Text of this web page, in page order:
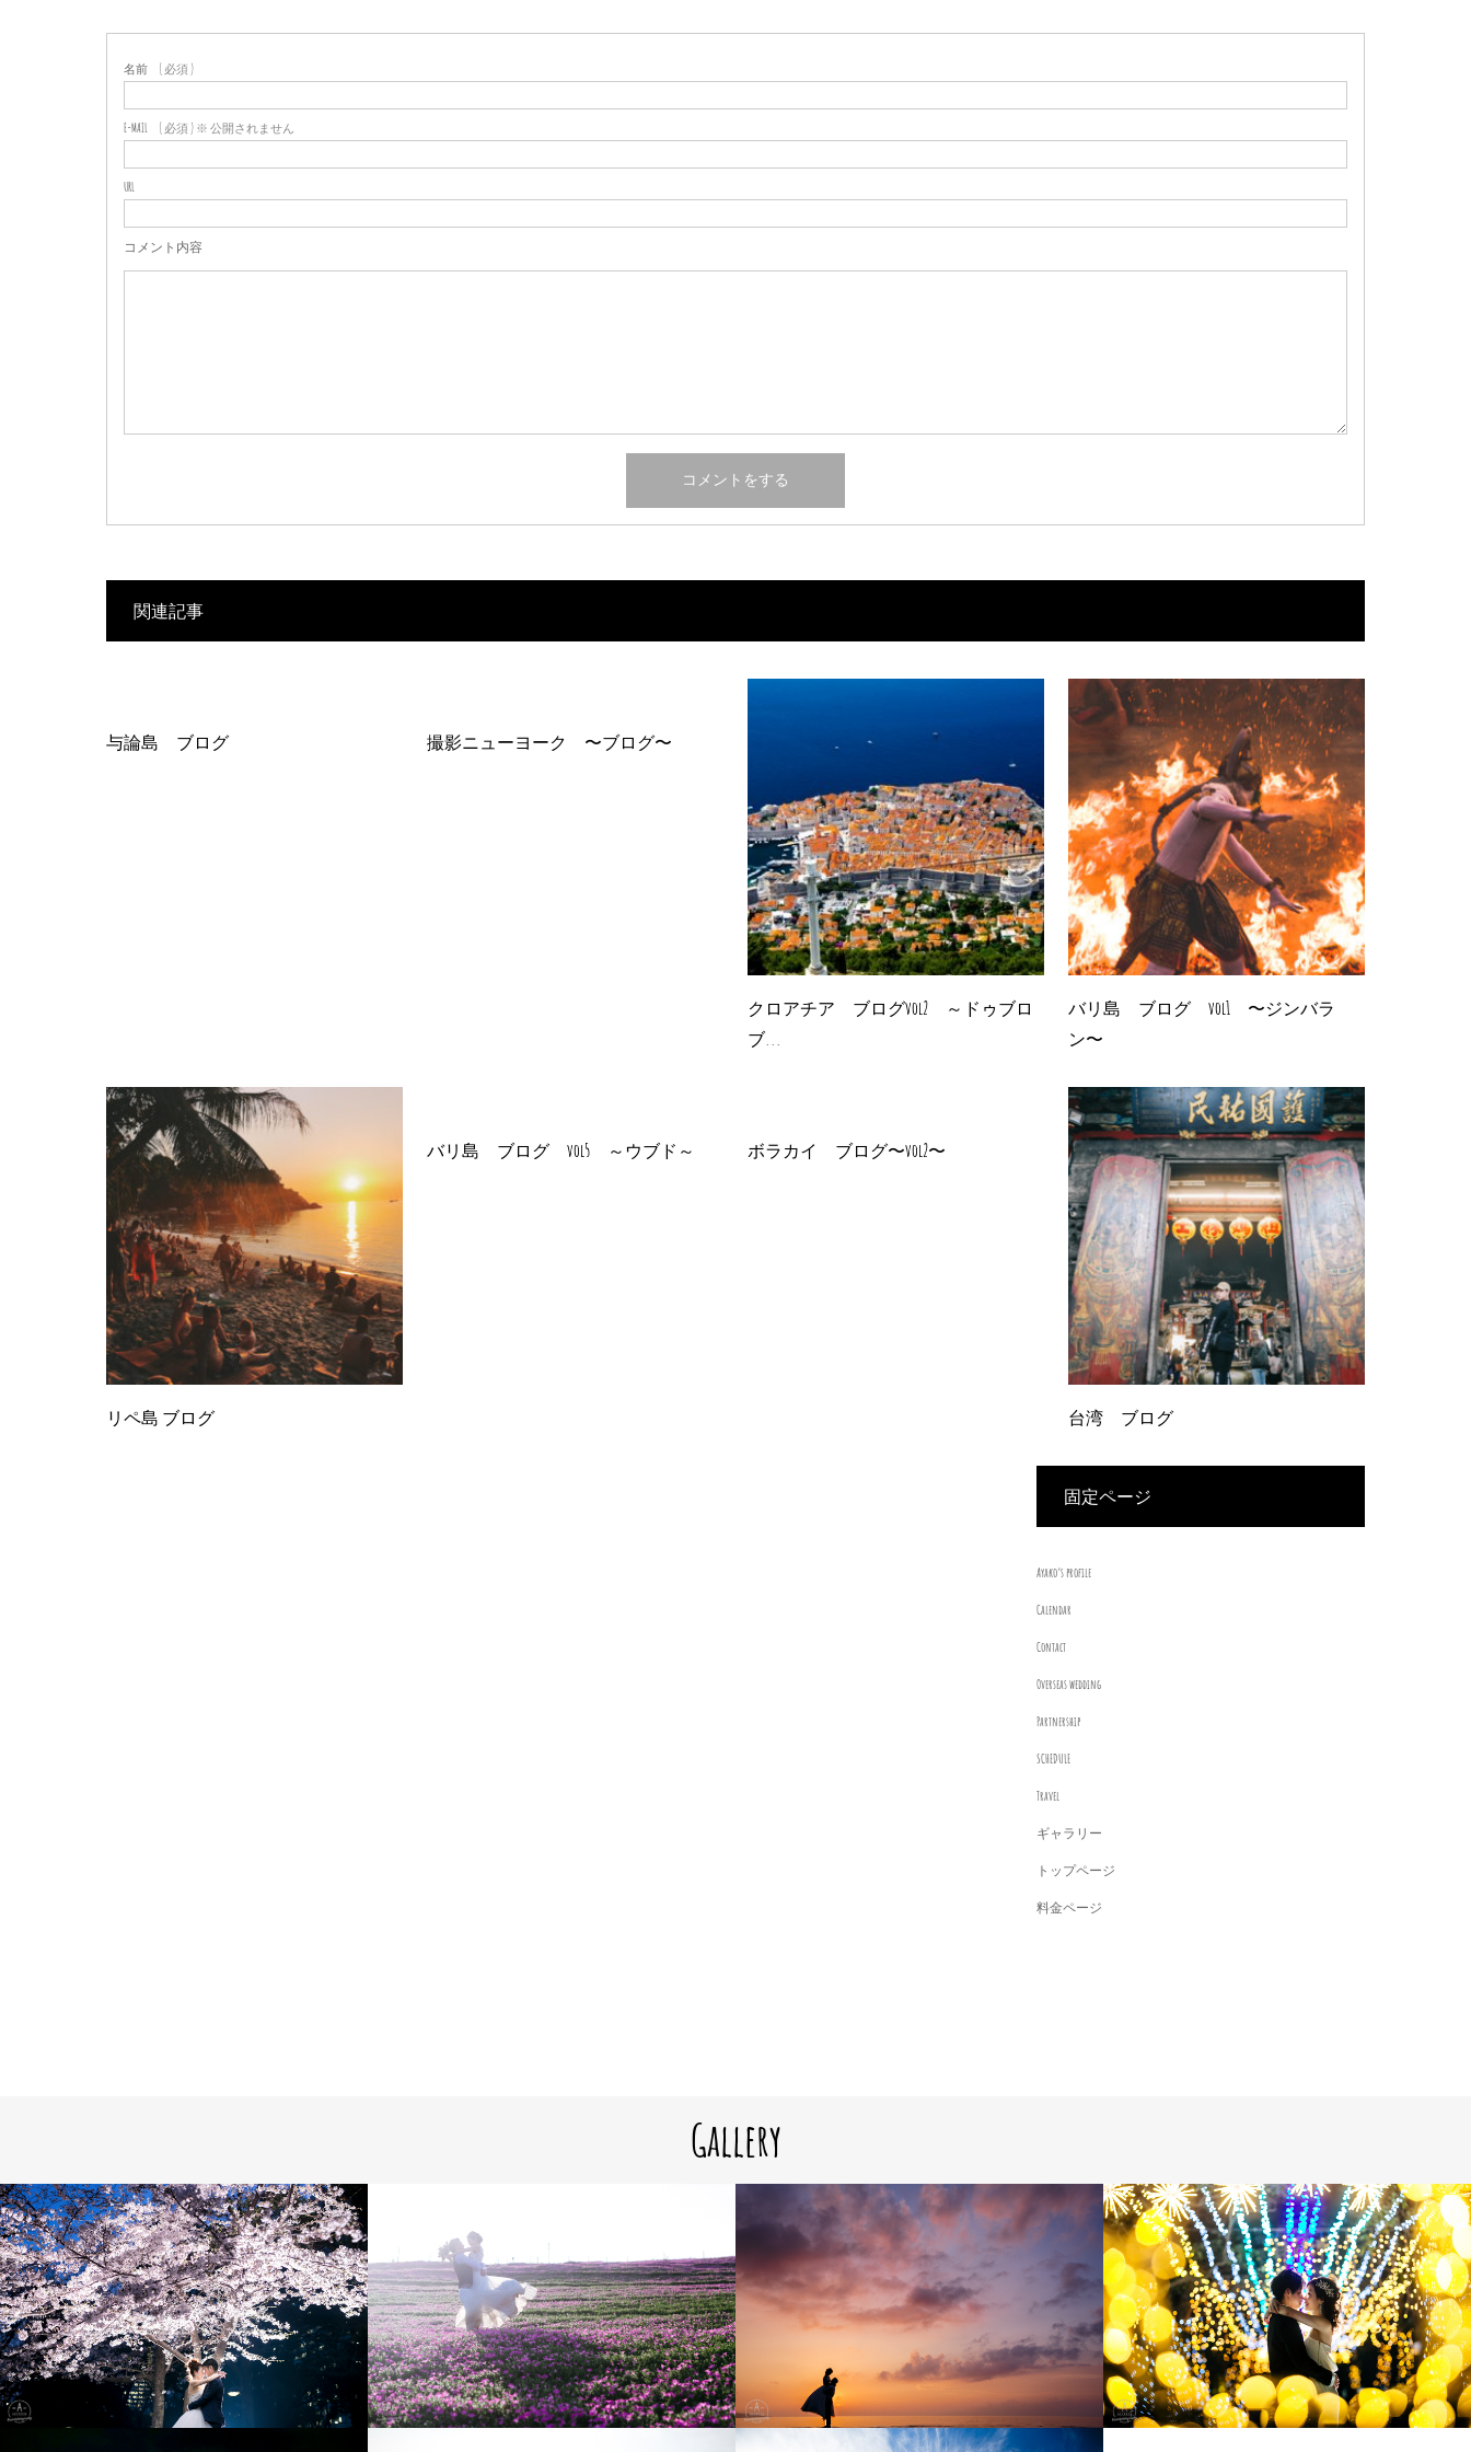
名前 ( 必須 )
E-MAIL ( 必須 ) ※ 公開されません
URL
コメント内容
関連記事
与論島 ブログ 撮影ニューヨーク 〜ブログ〜
クロアチア ブログvol2 ～ドゥブロ
ブ...
バリ島 ブログ vol1 〜ジンバラ
ン〜
リペ島 ブログ
バリ島 ブログ vol5 ～ウブド～ ボラカイ ブログ〜vol2〜
台湾 ブログ
固定ページ
Ayako’s profile
Calendar
Contact
Overseas wedding
Partnership
SCHEDULE
Travel
ギャラリー
トップページ
料金ページ
Gallery